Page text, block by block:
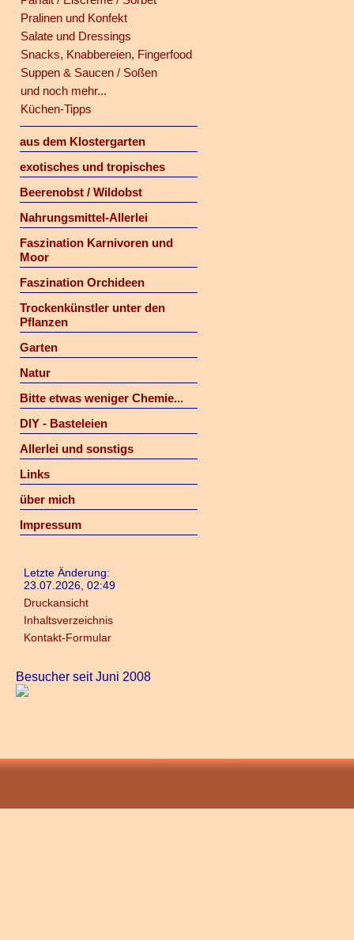
Pralinen und Konfekt
Salate und Dressings
Snacks, Knabbereien, Fingerfood
Suppen & Saucen / Soßen
und noch mehr...
Küchen-Tipps
aus dem Klostergarten
exotisches und tropisches
Beerenobst / Wildobst
Nahrungsmittel-Allerlei
Faszination Karnivoren und
Moor
Faszination Orchideen
Trockenkünstler unter den
Pflanzen
Garten
Natur
Bitte etwas weniger Chemie...
DIY - Basteleien
Allerlei und sonstigs
Links
über mich
Impressum
Letzte Änderung:
23.07.2026, 02:49
Druckansicht
Inhaltsverzeichnis
Kontakt-Formular
Besucher seit Juni 2008